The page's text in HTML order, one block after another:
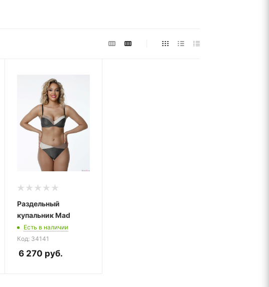
Раздельный
купальник Mad
Есть в наличии
Код: 34141
6 270 руб.